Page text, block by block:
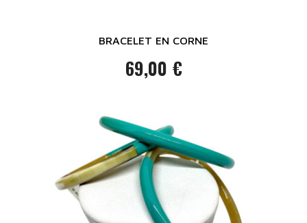
BRACELET EN CORNE
Prix
69,00 €